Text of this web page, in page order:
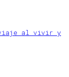
viaje al vivir y